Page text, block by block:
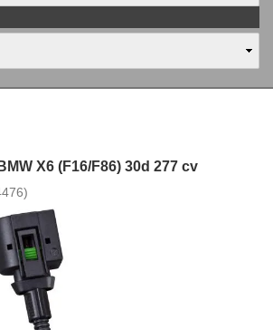
X6 (F16/F86) 30d 277 cv
)